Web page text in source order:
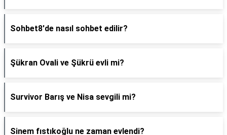
Sohbet8'de nasıl sohbet edilir?
Şükran Ovali ve Şükrü evli mi?
Survivor Barış ve Nisa sevgili mi?
Sinem fıstıkoğlu ne zaman evlendi?